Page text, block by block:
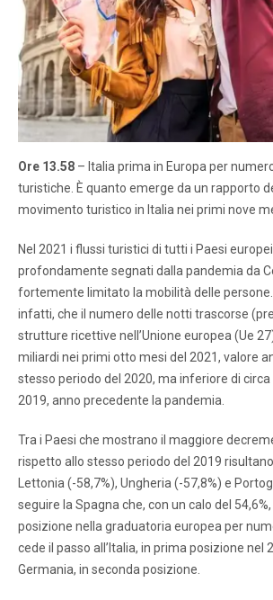
Ore 13.58 – Italia prima in Europa per
turistiche. È quanto emerge da un rapporto
movimento turistico in Italia nei primi nove
Nel 2021 i flussi turistici di tutti i Paesi
profondamente segnati dalla pandemia da
fortemente limitato la mobilità delle
infatti, che il numero delle notti trascorse
strutture ricettive nell’Unione europea (Ue
miliardi nei primi otto mesi del 2021, valore
stesso periodo del 2020, ma inferiore di circa
2019, anno precedente la pandemia.
Tra i Paesi che mostrano il maggiore
rispetto allo stesso periodo del 2019
Lettonia (-58,7%), Ungheria (-57,8%) e
seguire la Spagna che, con un calo del
posizione nella graduatoria europea per
cede il passo all’Italia, in prima posizione nel
Germania, in seconda posizione.